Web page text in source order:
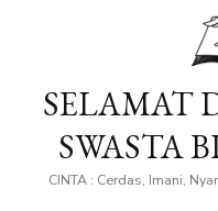
SELAMAT
SWASTA
CINTA : Cerdas, Imani,